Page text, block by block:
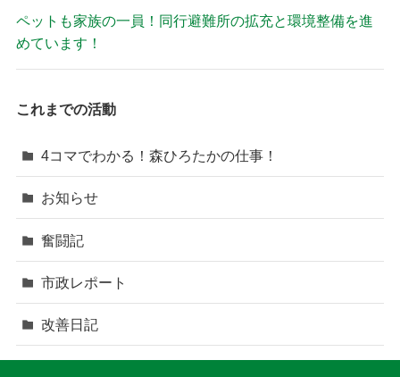
ペットも家族の一員！同行避難所の拡充と環境整備を進
めています！
これまでの活動
4コマでわかる！森ひろたかの仕事！
お知らせ
奮闘記
市政レポート
改善日記